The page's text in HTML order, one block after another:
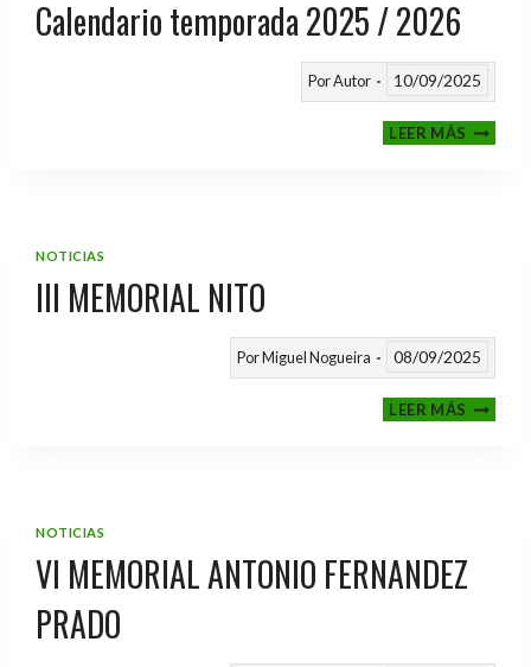
Calendario temporada 2025 / 2026
PorAutor 10/09/2025
LEER MÁS
NOTICIAS
III MEMORIAL NITO
PorMiguel Nogueira 08/09/2025
LEER MÁSIII
NOTICIAS
VI MEMORIAL ANTONIO FERNANDEZ
PRADO